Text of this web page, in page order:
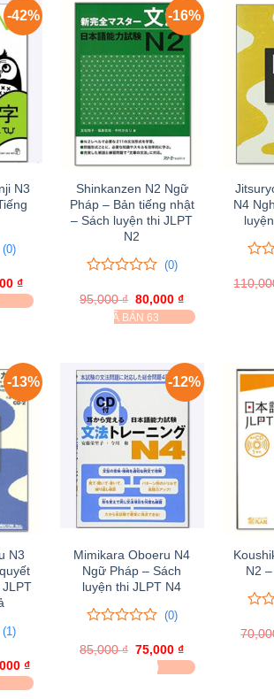
-42%
N3
(0)
₫
hiện
tại
-16%
Shinkanzen N2 Ngữ
Pháp – Bản tiếng nhật
– Sách luyện thi JLPT
N2
trên
(0)
95,000₫ Giá
gốc
là:
80,000₫
hiện
tại
ĐÃ BÁN 63
N4
trên
-13%
N3
(1)
₫
hiện
tại
-12%
Mimikara Oboeru N4
Ngữ Pháp – Sách
luyện thi JLPT N4
trên
(0)
85,000₫ Giá
75,000₫
hiện
tại
ĐÃ BÁN 30
N2
trên